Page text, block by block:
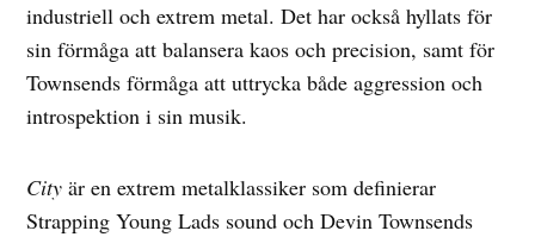
industriell och extrem metal. Det har också hyllats för
sin förmåga att balansera kaos och precision, samt för
Townsends förmåga att uttrycka både aggression och
introspektion i sin musik.
City är en extrem metalklassiker som definierar
Strapping Young Lads sound och Devin Townsends